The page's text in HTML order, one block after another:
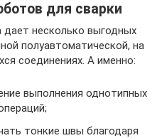
для сварки
дает несколько выгодных
полуавтоматической, на
соединениях. А именно:
выполнения однотипных
тонкие швы благодаря